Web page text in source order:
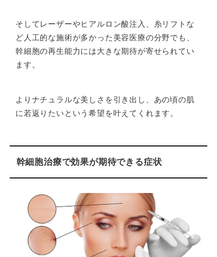
そしてレーザーやヒアルロン酸注入、糸リフトな
ど人工的な施術が多かった美容医療の分野でも、
幹細胞の再生能力には大きな期待が寄せられてい
ます。
よりナチュラルな美しさを引き出し、あの頃の肌
に若返りたいという希望を叶えてくれます。
幹細胞治療で効果が期待できる症状